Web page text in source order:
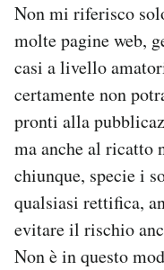
Non mi riferisco
molte pagine web,
casi a livello
certamente non
pronti alla
ma anche al ricatto
chiunque, specie i
qualsiasi rettifica,
evitare il rischio
Non è in questo